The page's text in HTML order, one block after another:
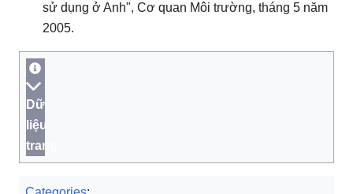
sử dụng ở Anh", Cơ quan Môi trường, tháng 5 năm
2005.
Dữ
liệu
trang